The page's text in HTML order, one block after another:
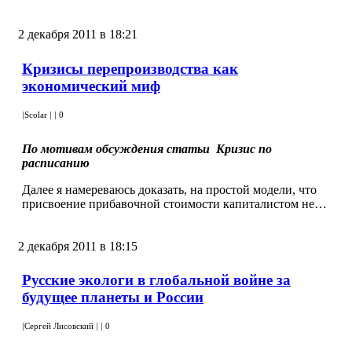
2 декабря 2011 в 18:21
Кризисы перепроизводства как
экономический миф
|Scolar | | 0
По мотивам обсуждения статьи Кризис по
расписанию
Далее я намереваюсь доказать, на простой модели, что
присвоение прибавочной стоимости капиталистом не…
2 декабря 2011 в 18:15
Русские экологи в глобальной войне за
будущее планеты и России
|Сергей Лисовский | | 0